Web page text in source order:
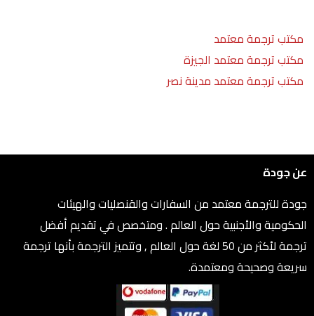
مكتب ترجمة معتمد
مكتب ترجمة معتمد الجيزة
مكتب ترجمة معتمد مدينة نصر
عن جودة
جودة للترجمة معتمد من السفارات والقنصليات والهيئات
الحكومية والأجنبية حول العالم . ومتخصص في تقديم أفضل
ترجمة لأكثر من 50 لغة حول العالم , وتتميز الترجمة بأنها ترجمة
سريعة وصحيحة ومعتمدة.